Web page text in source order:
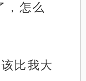
，怎么
比我大